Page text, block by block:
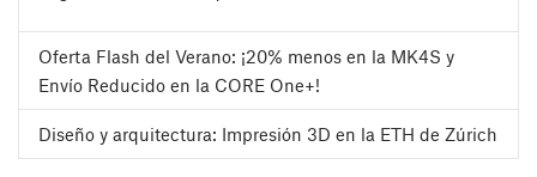
Oferta Flash del Verano: ¡20% menos en la MK4S y
Envío Reducido en la CORE One+!
Diseño y arquitectura: Impresión 3D en la ETH de Zúrich